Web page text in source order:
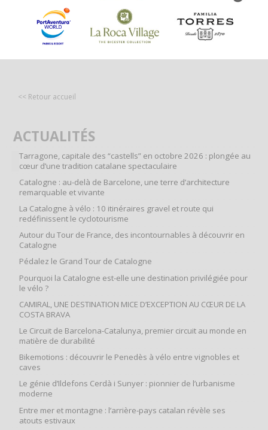
<< Retour accueil
ACTUALITÉS
Tarragone, capitale des “castells” en octobre 2026 : plongée au
cœur d’une tradition catalane spectaculaire
Catalogne : au-delà de Barcelone, une terre d’architecture
remarquable et vivante
La Catalogne à vélo : 10 itinéraires gravel et route qui
redéfinissent le cyclotourisme
Autour du Tour de France, des incontournables à découvrir en
Catalogne
Pédalez le Grand Tour de Catalogne
Pourquoi la Catalogne est-elle une destination privilégiée pour
le vélo ?
CAMIRAL, UNE DESTINATION MICE D’EXCEPTION AU CŒUR DE LA
COSTA BRAVA
Le Circuit de Barcelona-Catalunya, premier circuit au monde en
matière de durabilité
Bikemotions : découvrir le Penedès à vélo entre vignobles et
caves
Le génie d’Ildefons Cerdà i Sunyer : pionnier de l’urbanisme
moderne
Entre mer et montagne : l’arrière‑pays catalan révèle ses
atouts estivaux